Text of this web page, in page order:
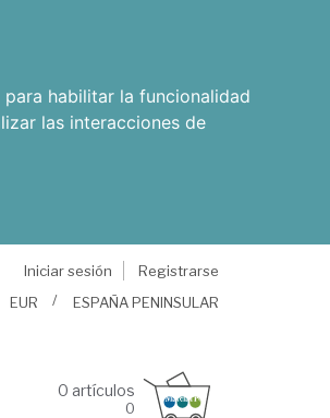
para habilitar la funcionalidad
las interacciones de
Iniciar sesión
Registrarse
EUR ESPAÑA PENINSULAR
0 artículos
0